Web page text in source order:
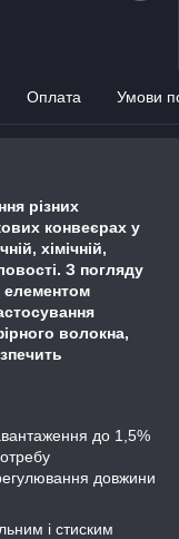
Оплата Умови
різних
конвеєрах у
хімічній,
З погляду
елементом
волокна,
до 1,5%
довжини
і стиским